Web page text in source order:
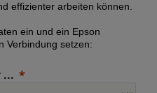
effizienter arbeiten können.
ein und ein Epson
Verbindung setzen:
...